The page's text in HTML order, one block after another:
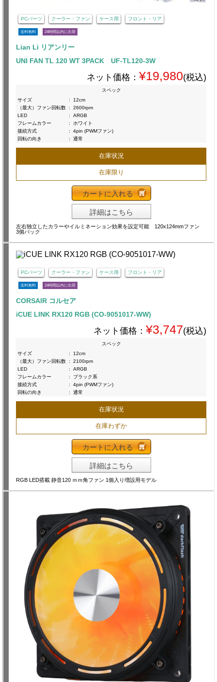
PCパーツ クーラー・ファン ケース用 フロント・リア
送料無料 24時間以内に出荷
Lian Li リアンリー
UNI FAN TL 120 WT 3PACK UF-TL120-3W
ネット価格： ¥19,980(税込)
スペック
サイズ
:
12cm
（最大）ファン回転数 :
2600rpm
LED
:
ARGB
フレームカラー
:
ホワイト
接続方式
:
4pin (PWMファン)
回転の向き
: 通常
在庫状況
在庫限り
カートに入れる
詳細はこちら
左右独立したカラーやイルミネーション効果を設定可能 120x124mmファン
3個パック
PCパーツ クーラー・ファン ケース用 フロント・リア
送料無料 24時間以内に出荷
CORSAIR コルセア
iCUE LINK RX120 RGB (CO-9051017-WW)
ネット価格： ¥3,747(税込)
スペック
サイズ
:
12cm
（最大）ファン回転数 :
2100rpm
LED
:
ARGB
フレームカラー
:
ブラック系
接続方式
:
4pin (PWMファン)
回転の向き
: 通常
在庫状況
在庫わずか
カートに入れる
詳細はこちら
RGB LED搭載 静音120 ｍｍ角ファン 1個入り増設用モデル